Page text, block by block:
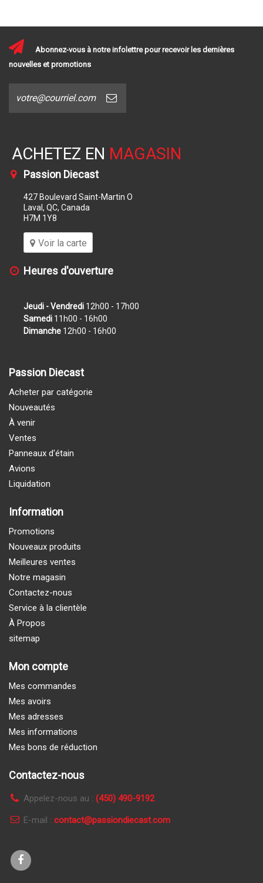
Abonnez-vous à notre infolettre pour recevoir les dernières
nouvelles et promotions
ACHETEZ EN MAGASIN
Passion Diecast
427 Boulevard Saint-Martin O
Laval, QC, Canada
H7M 1Y8
Voir la carte
Heures d'ouverture
Jeudi - Vendredi 12h00 - 17h00
Samedi 11h00 - 16h00
Dimanche 12h00 - 16h00
Passion Diecast
Acheter par catégorie
Nouveautés
À venir
Ventes
Panneaux d'étain
Avions
Liquidation
Information
Promotions
Nouveaux produits
Meilleures ventes
Notre magasin
Contactez-nous
Service à la clientèle
À Propos
sitemap
Mon compte
Mes commandes
Mes avoirs
Mes adresses
Mes informations
Mes bons de réduction
Contactez-nous
Appelez-nous au : (450) 490-9192
E-mail : contact@passiondiecast.com